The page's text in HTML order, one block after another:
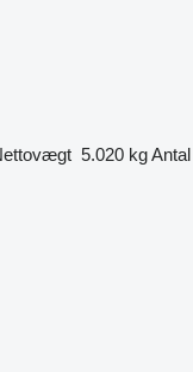
5.020 kgAntal